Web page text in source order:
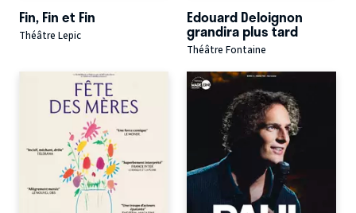
Fin, Fin et Fin
Théâtre Lepic
Edouard Deloignon
grandira plus tard
Théâtre Fontaine